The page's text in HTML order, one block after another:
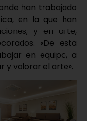
han trabajado
en la que han
y en arte,
«De esta
en equipo, a
y valorar el arte».